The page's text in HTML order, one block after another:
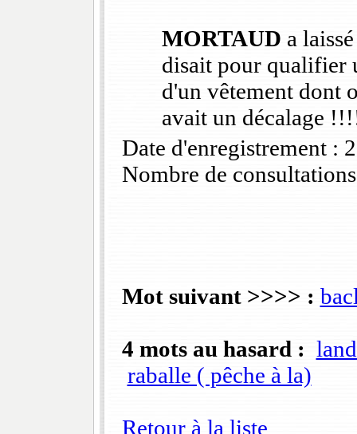
MORTAUD a
disait pour qualifier
d'un vêtement dont
avait un décalage
Date d'enregistrement :
Nombre de
Mot suivant >>>> :
4 mots au hasard :
raballe ( pêche à la)
Retour à la liste